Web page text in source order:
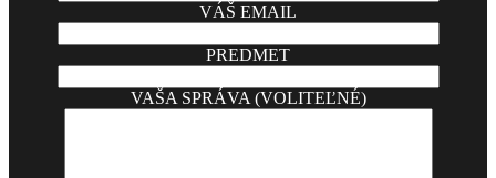
VÁŠ EMAIL
PREDMET
VAŠA SPRÁVA (VOLITEĽNÉ)